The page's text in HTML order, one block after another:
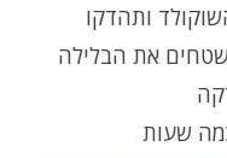
ותהדקו
את הבלילה
שעות